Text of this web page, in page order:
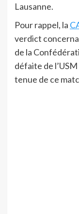
Lausanne.
Pour rappel, la
verdict
de la
défaite de
tenue de ce